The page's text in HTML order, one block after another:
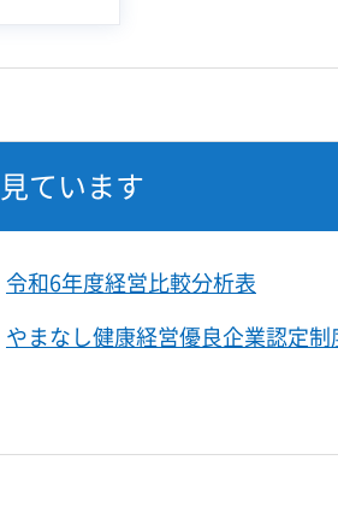
ています
令和6年度経営比較分析表
やまなし健康経営優良企業認定制